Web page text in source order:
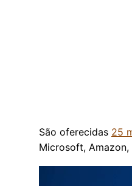
São oferecidas 25
Microsoft, Amazon,